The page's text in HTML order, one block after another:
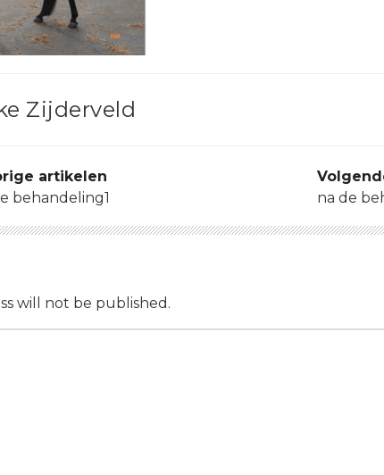
Zijderveld
artikelen
behandeling1
na de
will not be published.